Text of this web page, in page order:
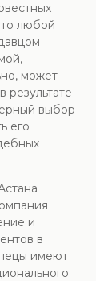
любой
может
результате
выбор
его
и
в
имеют